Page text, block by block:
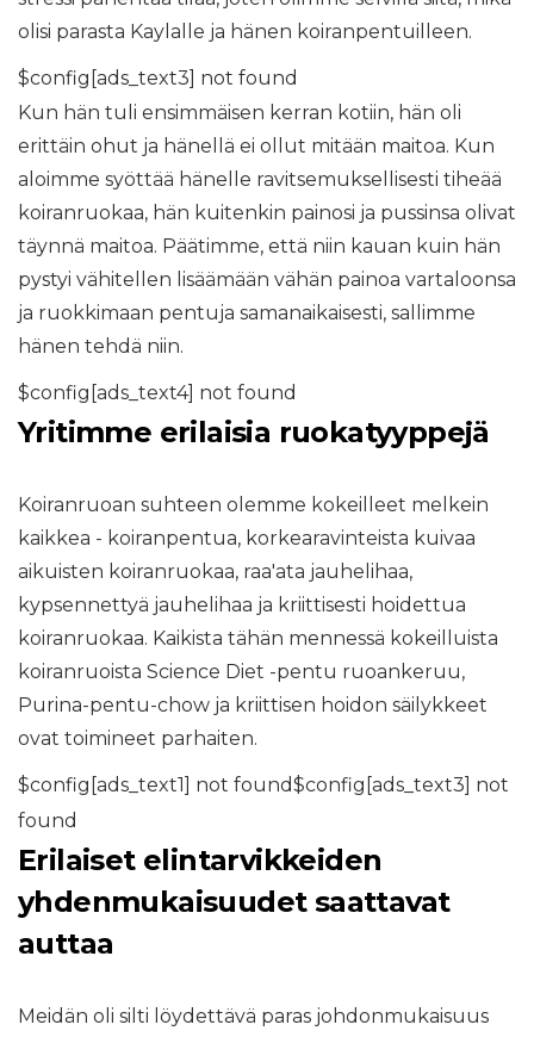
olisi parasta Kaylalle ja hänen koiranpentuilleen.
$config[ads_text3] not found
Kun hän tuli ensimmäisen kerran kotiin, hän oli
erittäin ohut ja hänellä ei ollut mitään maitoa. Kun
aloimme syöttää hänelle ravitsemuksellisesti tiheää
koiranruokaa, hän kuitenkin painosi ja pussinsa olivat
täynnä maitoa. Päätimme, että niin kauan kuin hän
pystyi vähitellen lisäämään vähän painoa vartaloonsa
ja ruokkimaan pentuja samanaikaisesti, sallimme
hänen tehdä niin.
$config[ads_text4] not found
Yritimme erilaisia ​​ruokatyyppejä
Koiranruoan suhteen olemme kokeilleet melkein
kaikkea - koiranpentua, korkearavinteista kuivaa
aikuisten koiranruokaa, raa'ata jauhelihaa,
kypsennettyä jauhelihaa ja kriittisesti hoidettua
koiranruokaa. Kaikista tähän mennessä kokeilluista
koiranruoista Science Diet -pentu ruoankeruu,
Purina-pentu-chow ja kriittisen hoidon säilykkeet
ovat toimineet parhaiten.
$config[ads_text1] not found$config[ads_text3] not
found
Erilaiset elintarvikkeiden
yhdenmukaisuudet saattavat
auttaa
Meidän oli silti löydettävä paras johdonmukaisuus